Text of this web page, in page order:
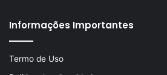
Informações Importantes
Termo de Uso